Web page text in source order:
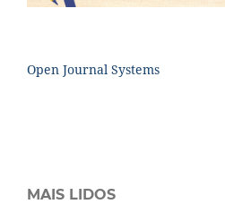
Open Journal Systems
MAIS LIDOS